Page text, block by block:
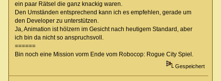
ein paar Rätsel die ganz knackig waren.
Den Umständen entsprechend kann ich es empfehlen, gerade um
den Developer zu unterstützen.
Ja, Animation ist hölzern im Gesicht nach heutigem Standard, aber
ich bin da nicht so anspruchsvoll.
======
Bin noch eine Mission vorm Ende vom Robocop: Rogue City Spiel.
Gespeichert